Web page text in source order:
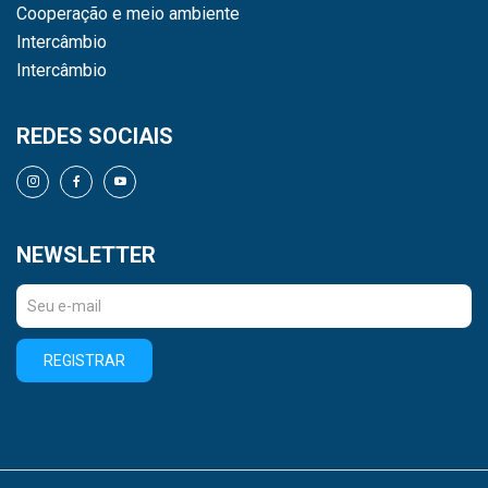
Cooperação e meio ambiente
Intercâmbio
Intercâmbio
REDES SOCIAIS
NEWSLETTER
REGISTRAR